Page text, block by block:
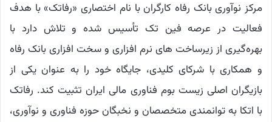
مرکز نوآوری بانک رفاه کارگران با نام اختصاری «رفاتک» با هدف
فعالیت در عرصه فین‌ تک تأسیس شده و تلاش دارد با
بهره‌گیری از زیرساخت ‌های نرم‌ افزاری و سخت ‌افزاری بانک رفاه
و همکاری با شرکای کلیدی، جایگاه خود را به عنوان یکی از
بازیگران اصلی زیست ‌بوم فناوری مالی ایران تثبیت کند. رفاتک
با اتکا به توانمندی متخصصان و نخبگان حوزه فناوری و نوآوری،